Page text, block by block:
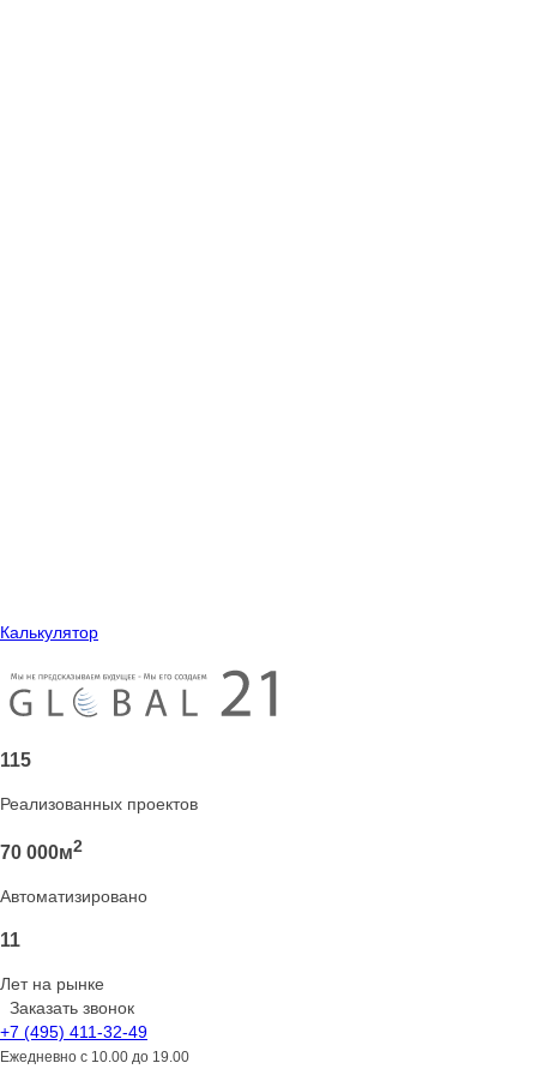
Калькулятор
115
Реализованных проектов
70 000м2
Автоматизировано
11
Лет на рынке
Заказать звонок
+7 (495) 411-32-49
Ежедневно с 10.00 до 19.00